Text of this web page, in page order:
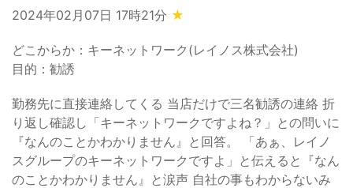
2024年02月07日 17時21分 ★
どこからか：キーネットワーク(レイノス株式会社)
目的：勧誘
勤務先に直接連絡してくる 当店だけで三名勧誘の連絡 折
り返し確認し「キーネットワークですよね？」との問いに
『なんのことかわかりません』と回答。 「あぁ、レイノ
スグループのキーネットワークですよ」と伝えると『なん
のことかわかりません』と涙声 自社の事もわからないみ